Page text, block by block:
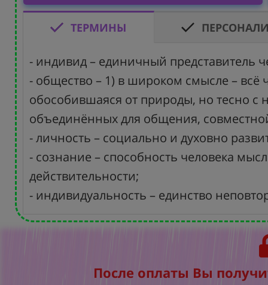
ТЕРМИНЫ
- индивид – единичный представитель
- общество – 1) в широком смысле –
обособившаяся от природы, но тесно с
объединённых для общения,
- личность – социально и духовно
- сознание – способность человека
действительности;
- индивидуальность – единство
После оплаты Вы